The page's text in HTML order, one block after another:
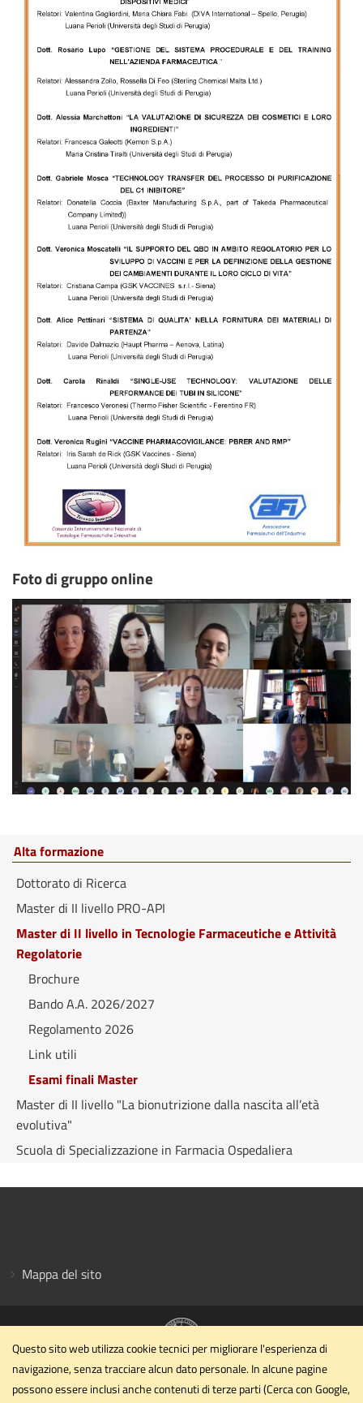
Foto di gruppo online
Alta formazione
Dottorato di Ricerca
Master di II livello PRO-API
Master di II livello in Tecnologie Farmaceutiche e Attività
Regolatorie
Brochure
Bando A.A. 2026/2027
Regolamento 2026
Link utili
Esami finali Master
Master di II livello "La bionutrizione dalla nascita all’età
evolutiva"
Scuola di Specializzazione in Farmacia Ospedaliera
Mappa del sito
Dipartimento di Scienze Farmaceutiche
Questo sito web utilizza cookie tecnici per migliorare l'esperienza di
navigazione, senza tracciare alcun dato personale. In alcune pagine
possono essere inclusi anche contenuti di terze parti (Cerca con Google,